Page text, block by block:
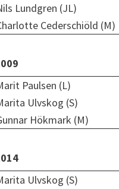
Lundgren (JL)
Cederschiöld (M)
Paulsen (L)
Ulvskog (S)
Hökmark (M)
Ulvskog (S)